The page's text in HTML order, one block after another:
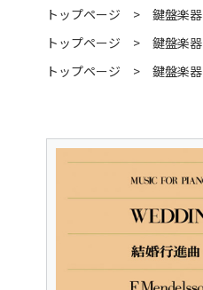
トップページ
鍵盤楽器
トップページ
鍵盤楽器
トップページ
鍵盤楽器